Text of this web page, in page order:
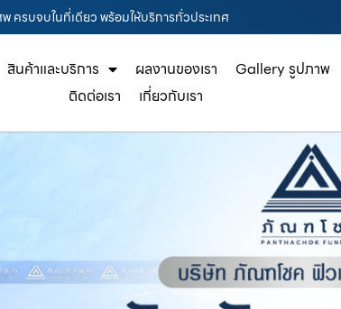
ครบจบในที่เดียว พร้อมให้บริการทั่วประเทศ
สินค้าและบริการ ผลงานของเรา
Gallery รูปภาพ
ติดต่อเรา
เกี่ยวกับเรา